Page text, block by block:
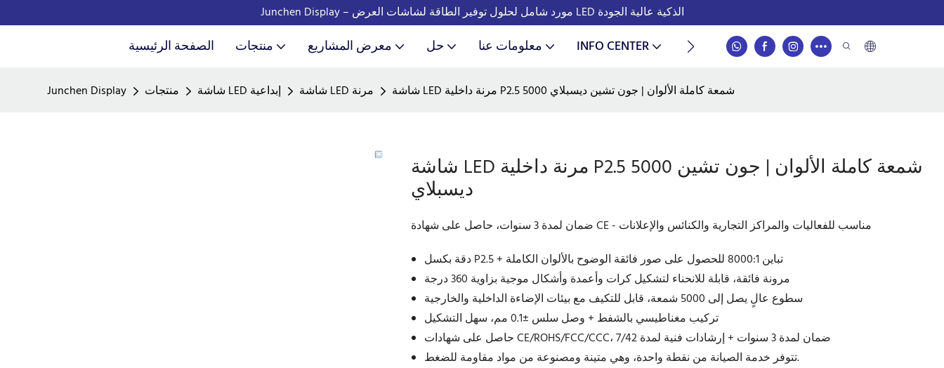
Junchen Display – مورد شامل لحلول توفير الطاقة لشاشات العرض LED الذكية عالية الجودة
الصفحة الرئيسية منتجات معرض المشاريع حل معلومات عنا INFO CENTER اتصال
Junchen Display منتجات شاشة LED إبداعية شاشة LED مرنة شاشة LED مرنة داخلية P2.5 5000 شمعة كاملة الألوان | جون تشين ديسبلاي
شاشة LED مرنة داخلية P2.5 5000 شمعة كاملة الألوان | جون تشين
ديسبلاي
ضمان لمدة 3 سنوات، حاصل على شهادة CE - مناسب للفعاليات والمراكز التجارية والكنائس والإعلانات
دقة بكسل P2.5 + تباين 8000:1 للحصول على صور فائقة الوضوح بالألوان الكاملة
مرونة فائقة، قابلة للانحناء لتشكيل كرات وأعمدة وأشكال موجية بزاوية 360 درجة
سطوع عالٍ يصل إلى 5000 شمعة، قابل للتكيف مع بيئات الإضاءة الداخلية والخارجية
تركيب مغناطيسي بالشفط + وصل سلس ±0.1 مم، سهل التشكيل
حاصل على شهادات CE/ROHS/FCC/CCC، ضمان لمدة 3 سنوات + إرشادات فنية لمدة 7/42
تتوفر خدمة الصيانة من نقطة واحدة، وهي متينة ومصنوعة من مواد مقاومة للضغط.